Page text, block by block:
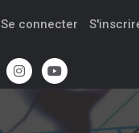
Se connecter